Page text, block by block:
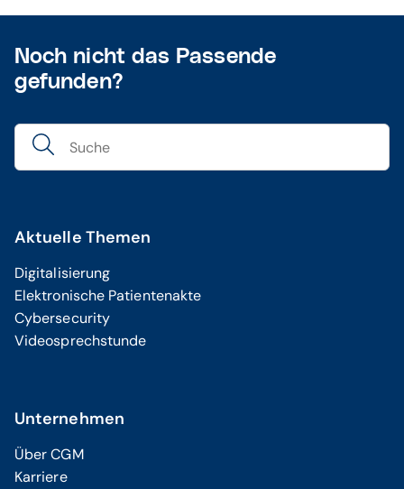
Noch nicht das Passende
gefunden?
Aktuelle Themen
Digitalisierung
Elektronische Patientenakte
Cybersecurity
Videosprechstunde
Unternehmen
Über CGM
Karriere